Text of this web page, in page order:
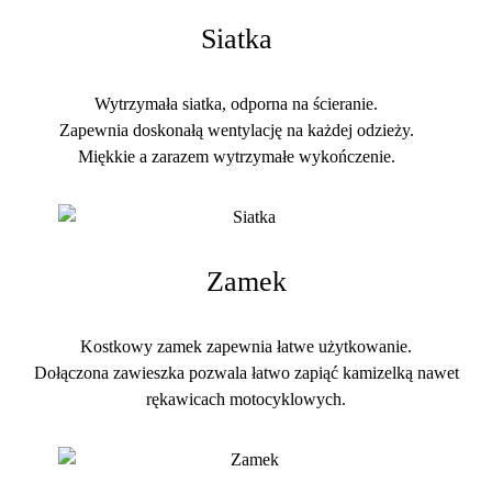
Siatka
Wytrzymała siatka, odporna na ścieranie.
Zapewnia doskonałą wentylację na każdej odzieży.
Miękkie a zarazem wytrzymałe wykończenie.
Zamek
Kostkowy zamek zapewnia łatwe użytkowanie.
Dołączona zawieszka pozwala łatwo zapiąć kamizelką nawet
rękawicach motocyklowych.